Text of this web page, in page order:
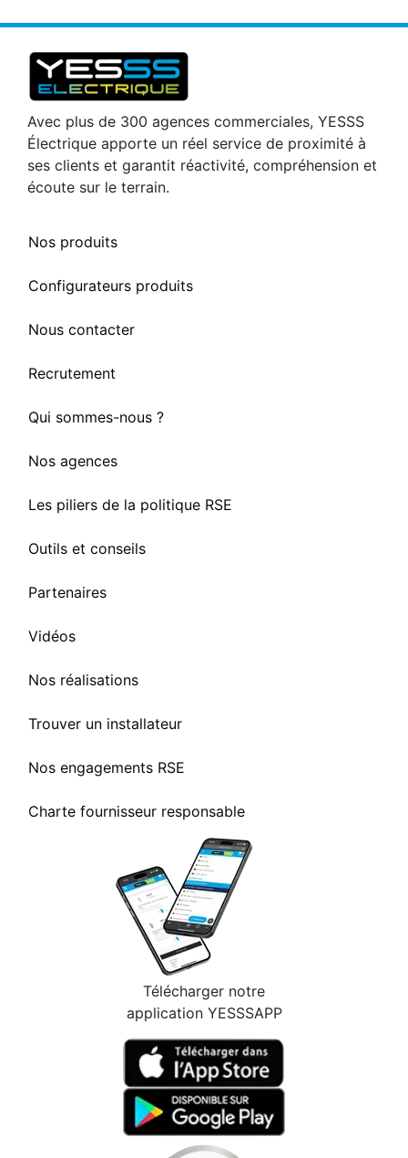
Avec plus de 300 agences commerciales, YESSS
Électrique apporte un réel service de proximité à
ses clients et garantit réactivité, compréhension et
écoute sur le terrain.
Nos produits
Configurateurs produits
Nous contacter
Recrutement
Qui sommes-nous ?
Nos agences
Les piliers de la politique RSE
Outils et conseils
Partenaires
Vidéos
Nos réalisations
Trouver un installateur
Nos engagements RSE
Charte fournisseur responsable
Télécharger notre
application YESSSAPP